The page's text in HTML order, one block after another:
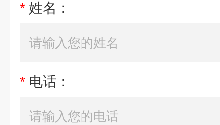
* 姓名：
* 电话：